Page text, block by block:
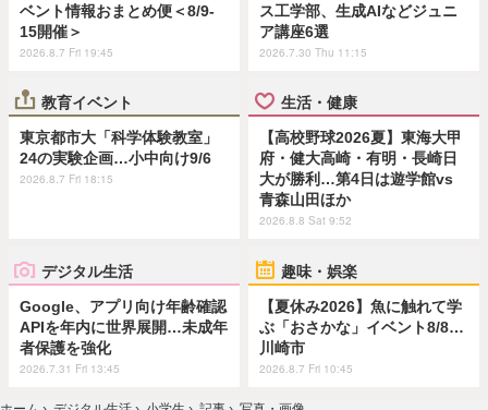
ベント情報おまとめ便＜8/9-
15開催＞
2026.8.7 Fri 19:45
ス工学部、生成AIなどジュニ
ア講座6選
2026.7.30 Thu 11:15
教育イベント
東京都市大「科学体験教室」
24の実験企画…小中向け9/6
2026.8.7 Fri 18:15
生活・健康
【高校野球2026夏】東海大甲
府・健大高崎・有明・長崎日
大が勝利…第4日は遊学館vs
青森山田ほか
2026.8.8 Sat 9:52
デジタル生活
Google、アプリ向け年齢確認
APIを年内に世界展開…未成年
者保護を強化
2026.7.31 Fri 13:45
趣味・娯楽
【夏休み2026】魚に触れて学
ぶ「おさかな」イベント8/8…
川崎市
2026.8.7 Fri 10:45